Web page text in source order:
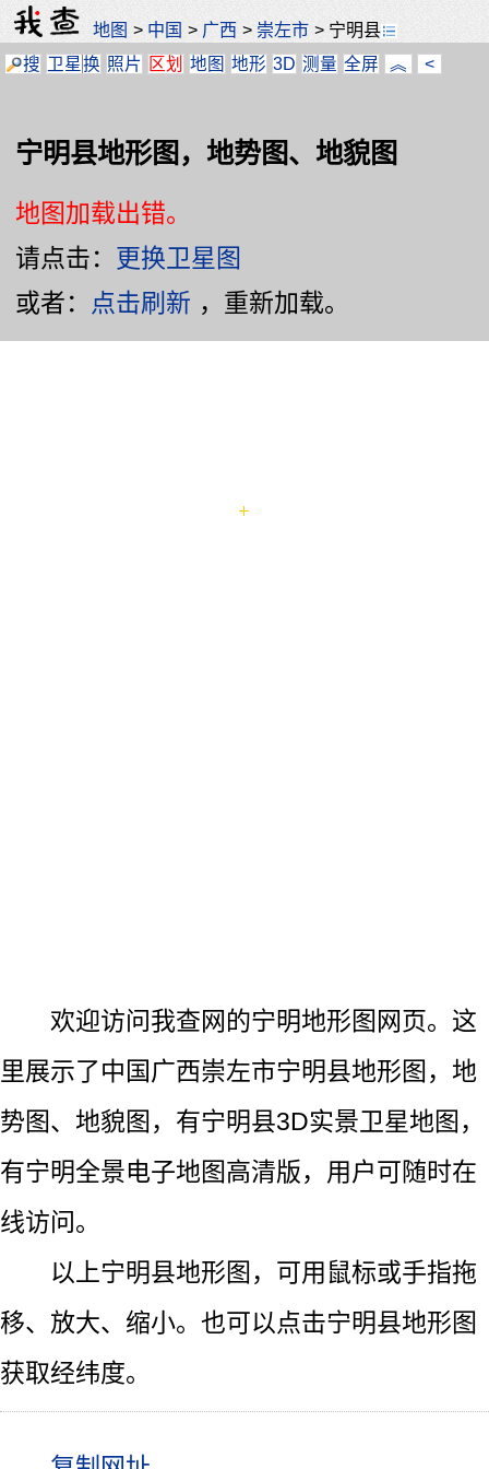
地图 > 中国 > 广西 > 崇左市 > 宁明县
搜 卫星换 照片 区划 地图 地形 3D 测量 全屏 ︽ <
宁明县地形图，地势图、地貌图
地图加载出错。
请点击： 更换卫星图
或者： 点击刷新 ，重新加载。
欢迎访问我查网的宁明地形图网页。这
里展示了中国广西崇左市宁明县地形图，地
势图、地貌图，有宁明县3D实景卫星地图，
有宁明全景电子地图高清版，用户可随时在
线访问。
以上宁明县地形图，可用鼠标或手指拖
移、放大、缩小。也可以点击宁明县地形图
获取经纬度。